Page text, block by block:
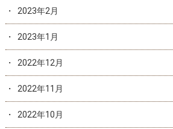
2023年2月
2023年1月
2022年12月
2022年11月
2022年10月